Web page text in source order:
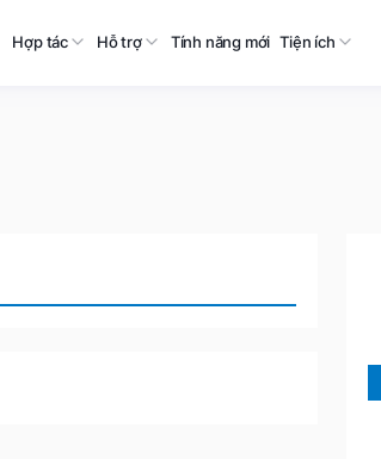
Hợp tác Hỗ trợ Tính năng mới Tiện ích